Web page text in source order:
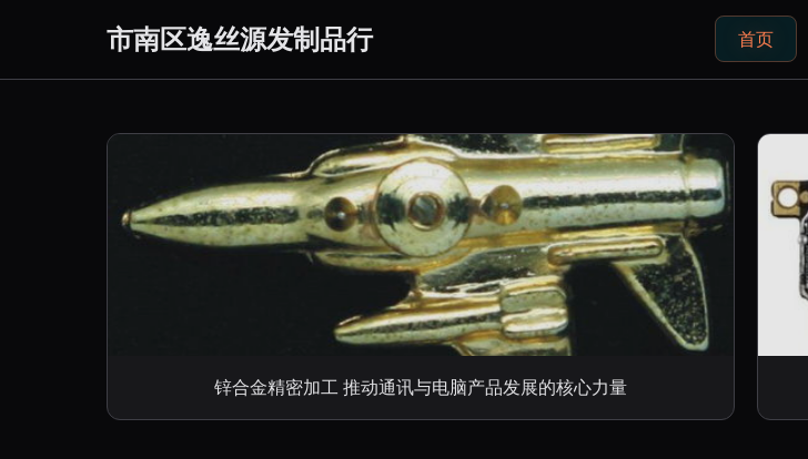
市南区逸丝源发制品行 首页
锌合金精密加工 推动通讯与电脑产品发展的核心力量